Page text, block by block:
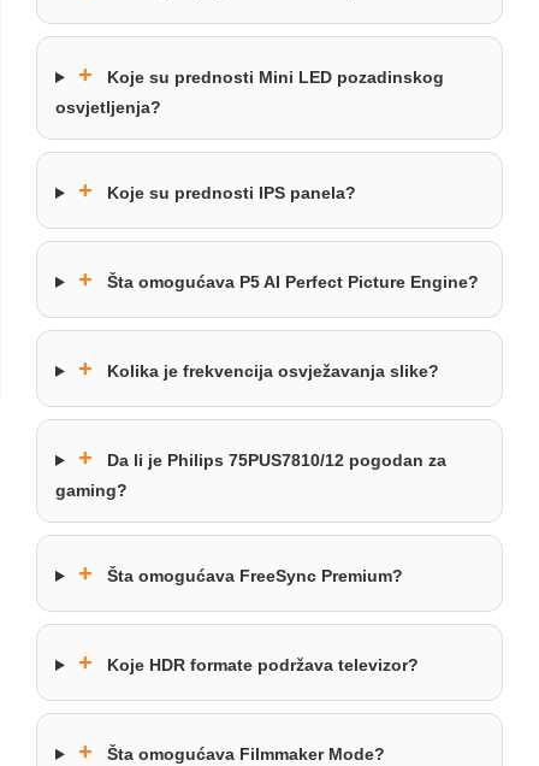
+
Koje su prednosti Mini LED pozadinskog
osvjetljenja?
+ Koje su prednosti IPS panela?
+ Šta omogućava P5 AI Perfect Picture Engine?
+ Kolika je frekvencija osvježavanja slike?
+
Da li je Philips 75PUS7810/12 pogodan za
gaming?
+ Šta omogućava FreeSync Premium?
+ Koje HDR formate podržava televizor?
+ Šta omogućava Filmmaker Mode?